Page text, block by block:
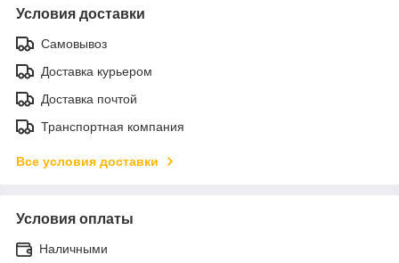
Условия доставки
Самовывоз
Доставка курьером
Доставка почтой
Транспортная компания
Все условия доставки
Условия оплаты
Наличными